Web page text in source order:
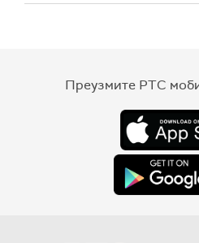
Преузмите РТС